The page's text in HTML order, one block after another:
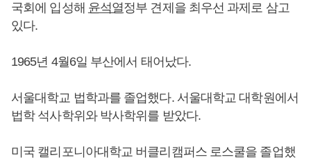
국회에 입성해 윤석열정부 견제을 최우선 과제로 삼고
있다.
1965년 4월6일 부산에서 태어났다.
서울대학교 법학과를 졸업했다. 서울대학교 대학원에서
법학 석사학위와 박사학위를 받았다.
미국 캘리포니아대학교 버클리캠퍼스 로스쿨을 졸업했